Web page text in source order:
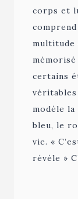
corps et
multitude
certains
modèle la
bleu, le
vie. «
révèle »